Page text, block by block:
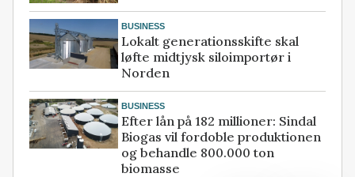
BUSINESS
Lokalt generationsskifte skal
løfte midtjysk siloimportør i
Norden
BUSINESS
Efter lån på 182 millioner: Sindal
Biogas vil fordoble produktionen
og behandle 800.000 ton
biomasse